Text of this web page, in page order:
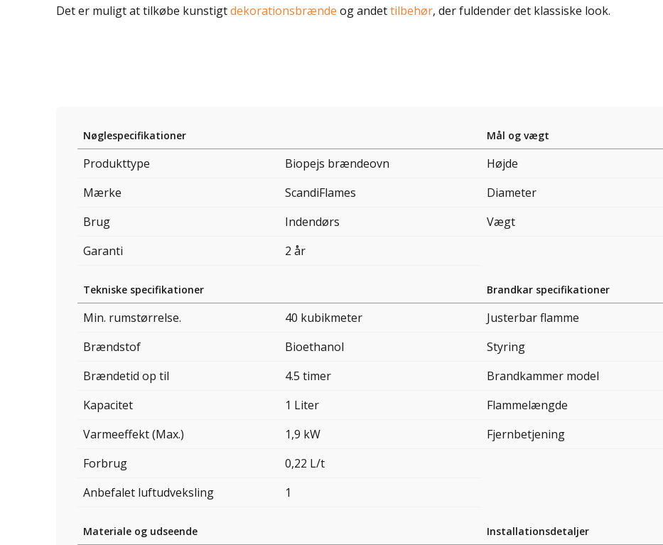
Det er muligt at tilkøbe kunstigtdekorationsbrænde og andettilbehør, der fuldender det klassiske look.
Nøglespecifikationer
Produkttype
Biopejs brændeovn
Mærke
ScandiFlames
Brug
Indendørs
Garanti
2 år
Mål og vægt
Højde
Diameter
Vægt
Tekniske specifikationer
Min. rumstørrelse.
40 kubikmeter
Brændstof
Bioethanol
Brændetid op til
4.5 timer
Kapacitet
1 Liter
Varmeeffekt (Max.)
1,9 kW
Forbrug
0,22 L/t
Anbefalet luftudveksling
1
Brandkar specifikationer
Justerbar flamme
Styring
Brandkammer model
Flammelængde
Fjernbetjening
Materiale og udseende Installationsdetaljer